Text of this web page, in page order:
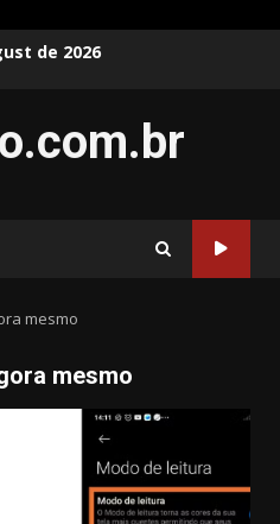
de 2026
mesmo
mesmo